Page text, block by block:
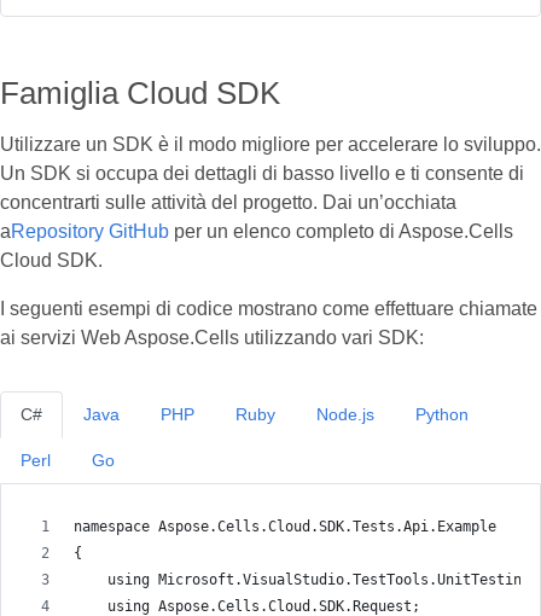
Famiglia Cloud SDK
Utilizzare un SDK è il modo migliore per accelerare lo sviluppo.
Un SDK si occupa dei dettagli di basso livello e ti consente di
concentrarti sulle attività del progetto. Dai un’occhiata
aRepository GitHub per un elenco completo di Aspose.Cells
Cloud SDK.
I seguenti esempi di codice mostrano come effettuare chiamate
ai servizi Web Aspose.Cells utilizzando vari SDK:
C#
namespace Aspose.Cells.Cloud.SDK.Tests.Api.Example
{
    using Microsoft.VisualStudio.TestTools.UnitTesting;
    using Aspose.Cells.Cloud.SDK.Request;
Java PHP Ruby Node.js Python
Perl Go